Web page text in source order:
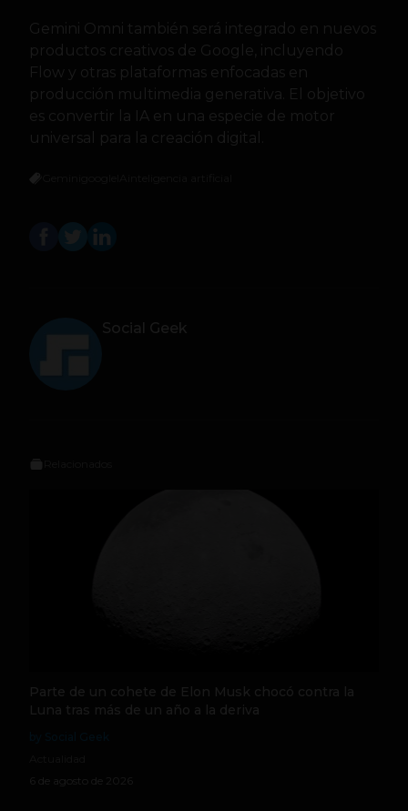
Gemini Omni también será integrado en nuevos
productos creativos de Google, incluyendo
Flow y otras plataformas enfocadas en
producción multimedia generativa. El objetivo
es convertir la IA en una especie de motor
universal para la creación digital.
Social Geek
Parte de un cohete de Elon Musk chocó contra la
Luna tras más de un año a la deriva
6 de agosto de 2026